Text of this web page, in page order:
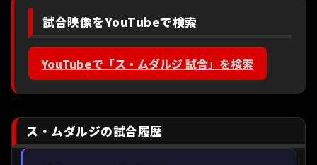
試合映像をYouTubeで検索
YouTubeで「ス・ムダルジ 試合」を検索
ス・ムダルジの試合履歴